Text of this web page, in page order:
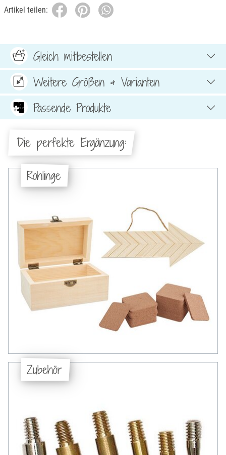
Artikel teilen:
Gleich mitbestellen
Weitere Größen & Varianten
Passende Produkte
Die perfekte Ergänzung:
Rohlinge
Zubehör